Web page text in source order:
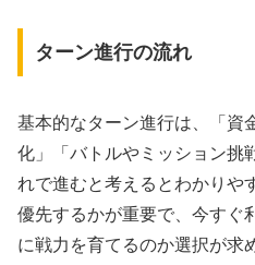
ターン進行の流れ
基本的なターン進行は、「資
化」「バトルやミッション挑
れで進むと考えるとわかりや
優先するかが重要で、今すぐ
に戦力を育てるのか選択が求